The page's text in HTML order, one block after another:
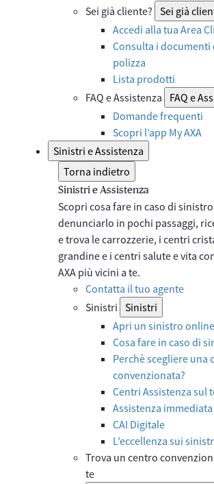
Sei già cliente? Sei già
Accedi alla tua Area
Consulta i documenti
polizza
Lista prodotti
FAQ e Assistenza
FAQ e
Domande frequenti
Scopri l’app My AXA
Sinistri e Assistenza
Torna indietro
Sinistri e Assistenza
Scopri cosa fare in caso di
denunciarlo in pochi passaggi,
e trova le carrozzerie, i centri
grandine e i centri salute e vita
AXA più vicini a te.
Contatta il tuo agente
Sinistri Sinistri
Apri un sinistro online
Cosa fare in caso di
Perchè scegliere una
convenzionata?
Centri Assistenza sul
Assistenza
CAI Digitale
L’eccellenza sui
Trova un centro
te